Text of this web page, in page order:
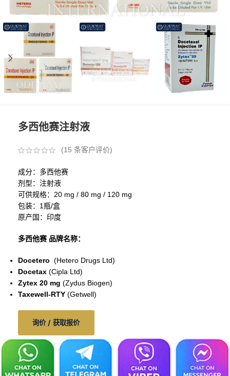
多西他赛注射液
(15 条客户评价)
成分：多西他赛
剂型：注射液
可供规格：20 mg / 80 mg / 120 mg
包装：1瓶/盒
原产国：印度
多西他赛品牌名称：
Docetero (Hetero Drugs Ltd)
Docetax (Cipla Ltd)
Zytex 20 mg (Zydus Biogen)
Taxewell-RTY (Getwell)
询价 / 获取报价